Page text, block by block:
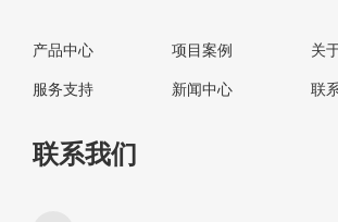
产品中心 项目案例 关
服务支持 新闻中心 联
联系我们